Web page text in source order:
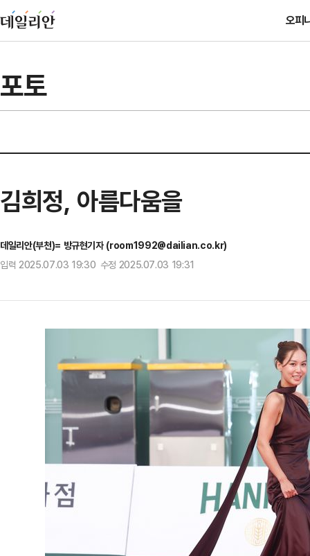
오피
포토
김희정, 아름다움을
데일리안(부천)= 방규현기자 (room1992@dailian.co.kr)
입력 2025.07.03 19:30 수정 2025.07.03 19:31